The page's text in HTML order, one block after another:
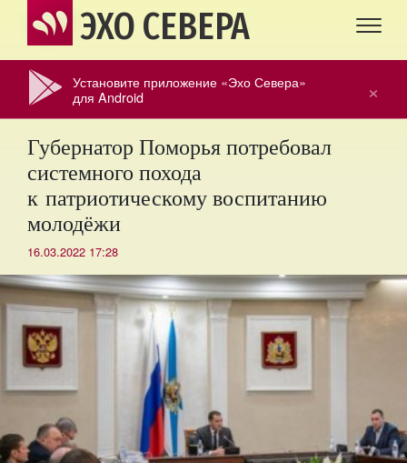
ЭХО СЕВЕРА
×
Установите приложение «Эхо Севера»
для Android
Губернатор Поморья потребовал
системного похода
к патриотическому воспитанию
молодёжи
16.03.2022 17:28